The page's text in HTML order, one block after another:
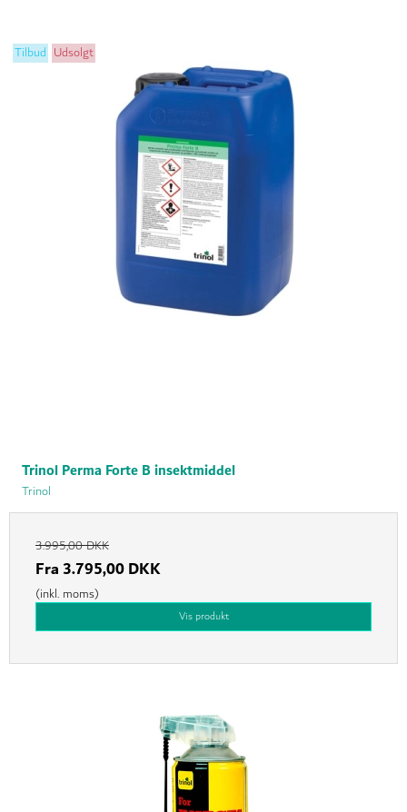
Tilbud Udsolgt
Trinol Perma Forte B insektmiddel
Trinol
3.995,00 DKK
Fra 3.795,00 DKK
(inkl. moms)
Vis produkt